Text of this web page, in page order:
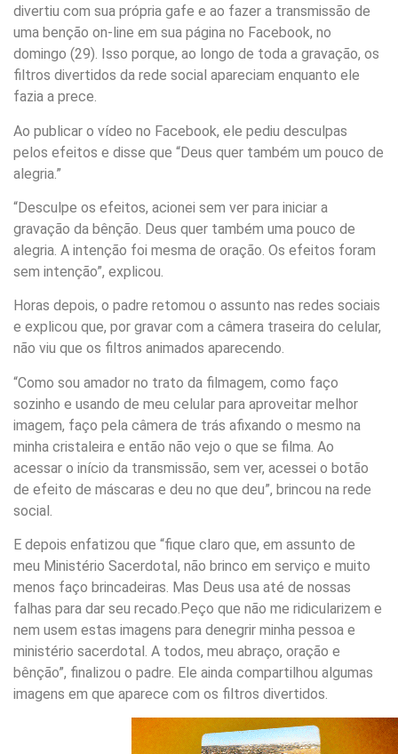
divertiu com sua própria gafe e ao fazer a transmissão de
uma benção on-line em sua página no Facebook, no
domingo (29). Isso porque, ao longo de toda a gravação, os
filtros divertidos da rede social apareciam enquanto ele
fazia a prece.
Ao publicar o vídeo no Facebook, ele pediu desculpas
pelos efeitos e disse que “Deus quer também um pouco de
alegria.”
“Desculpe os efeitos, acionei sem ver para iniciar a
gravação da bênção. Deus quer também uma pouco de
alegria. A intenção foi mesma de oração. Os efeitos foram
sem intenção”, explicou.
Horas depois, o padre retomou o assunto nas redes sociais
e explicou que, por gravar com a câmera traseira do celular,
não viu que os filtros animados aparecendo.
“Como sou amador no trato da filmagem, como faço
sozinho e usando de meu celular para aproveitar melhor
imagem, faço pela câmera de trás afixando o mesmo na
minha cristaleira e então não vejo o que se filma. Ao
acessar o início da transmissão, sem ver, acessei o botão
de efeito de máscaras e deu no que deu”, brincou na rede
social.
E depois enfatizou que “fique claro que, em assunto de
meu Ministério Sacerdotal, não brinco em serviço e muito
menos faço brincadeiras. Mas Deus usa até de nossas
falhas para dar seu recado.Peço que não me ridicularizem e
nem usem estas imagens para denegrir minha pessoa e
ministério sacerdotal. A todos, meu abraço, oração e
bênção”, finalizou o padre. Ele ainda compartilhou algumas
imagens em que aparece com os filtros divertidos.